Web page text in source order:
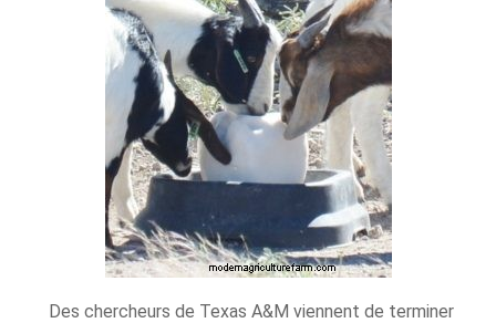
Des chercheurs de Texas A&M viennent de terminer